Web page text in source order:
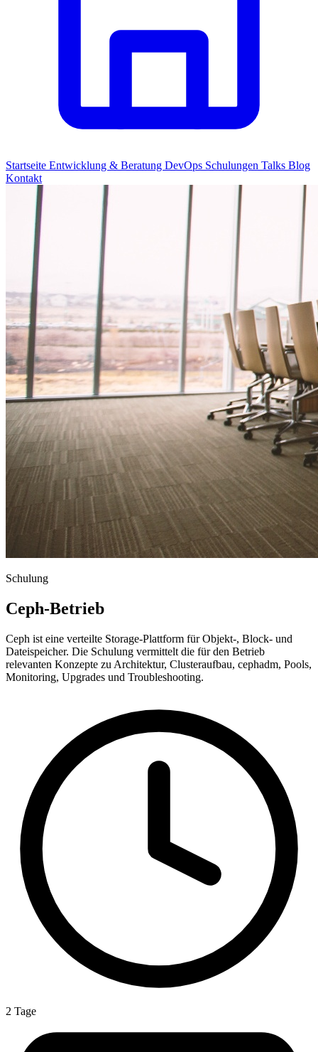
Startseite Entwicklung & Beratung DevOps Schulungen Talks Blog
Kontakt
Schulung
Ceph-Betrieb
Ceph ist eine verteilte Storage-Plattform für Objekt-, Block- und
Dateispeicher. Die Schulung vermittelt die für den Betrieb
relevanten Konzepte zu Architektur, Clusteraufbau, cephadm, Pools,
Monitoring, Upgrades und Troubleshooting.
2 Tage